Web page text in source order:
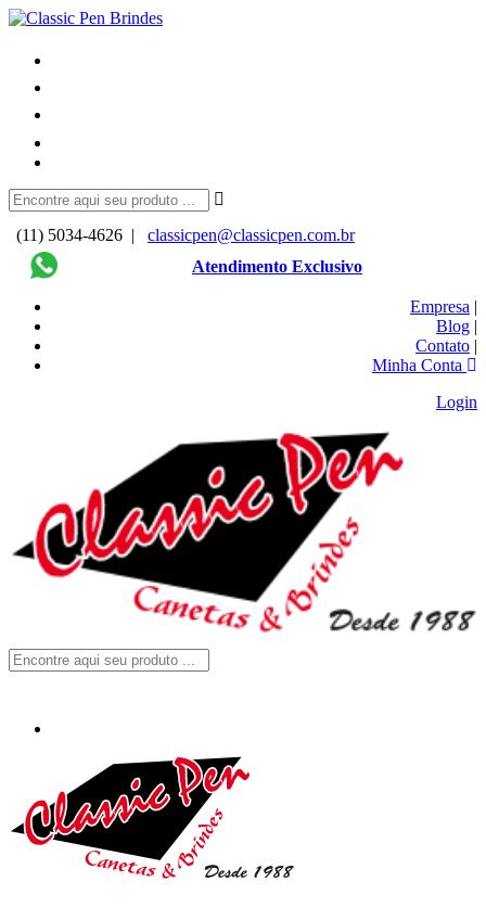
(11) 5034-4626 |
classicpen@classicpen.com.br
Atendimento Exclusivo
Empresa |
Blog |
Contato |
Minha Conta
Login